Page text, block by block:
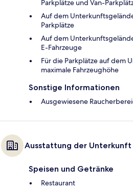
Parkplätze und Van-
Auf dem
Parkplätze
Auf dem
E-Fahrzeuge
Für die Parkplätze auf dem
maximale Fahrzeughöhe
Sonstige Informationen
Ausgewiesene
Ausstattung der Unterkunft
Speisen und Getränke
Restaurant